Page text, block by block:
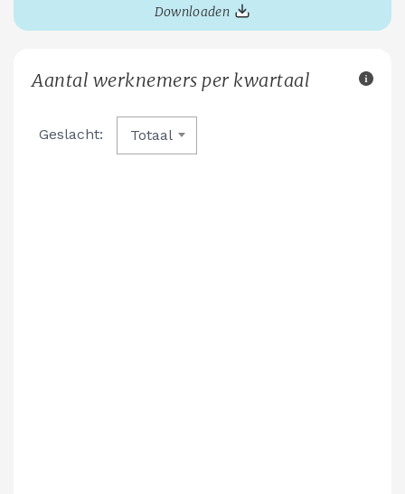
Downloaden
Aantal werknemers per kwartaal